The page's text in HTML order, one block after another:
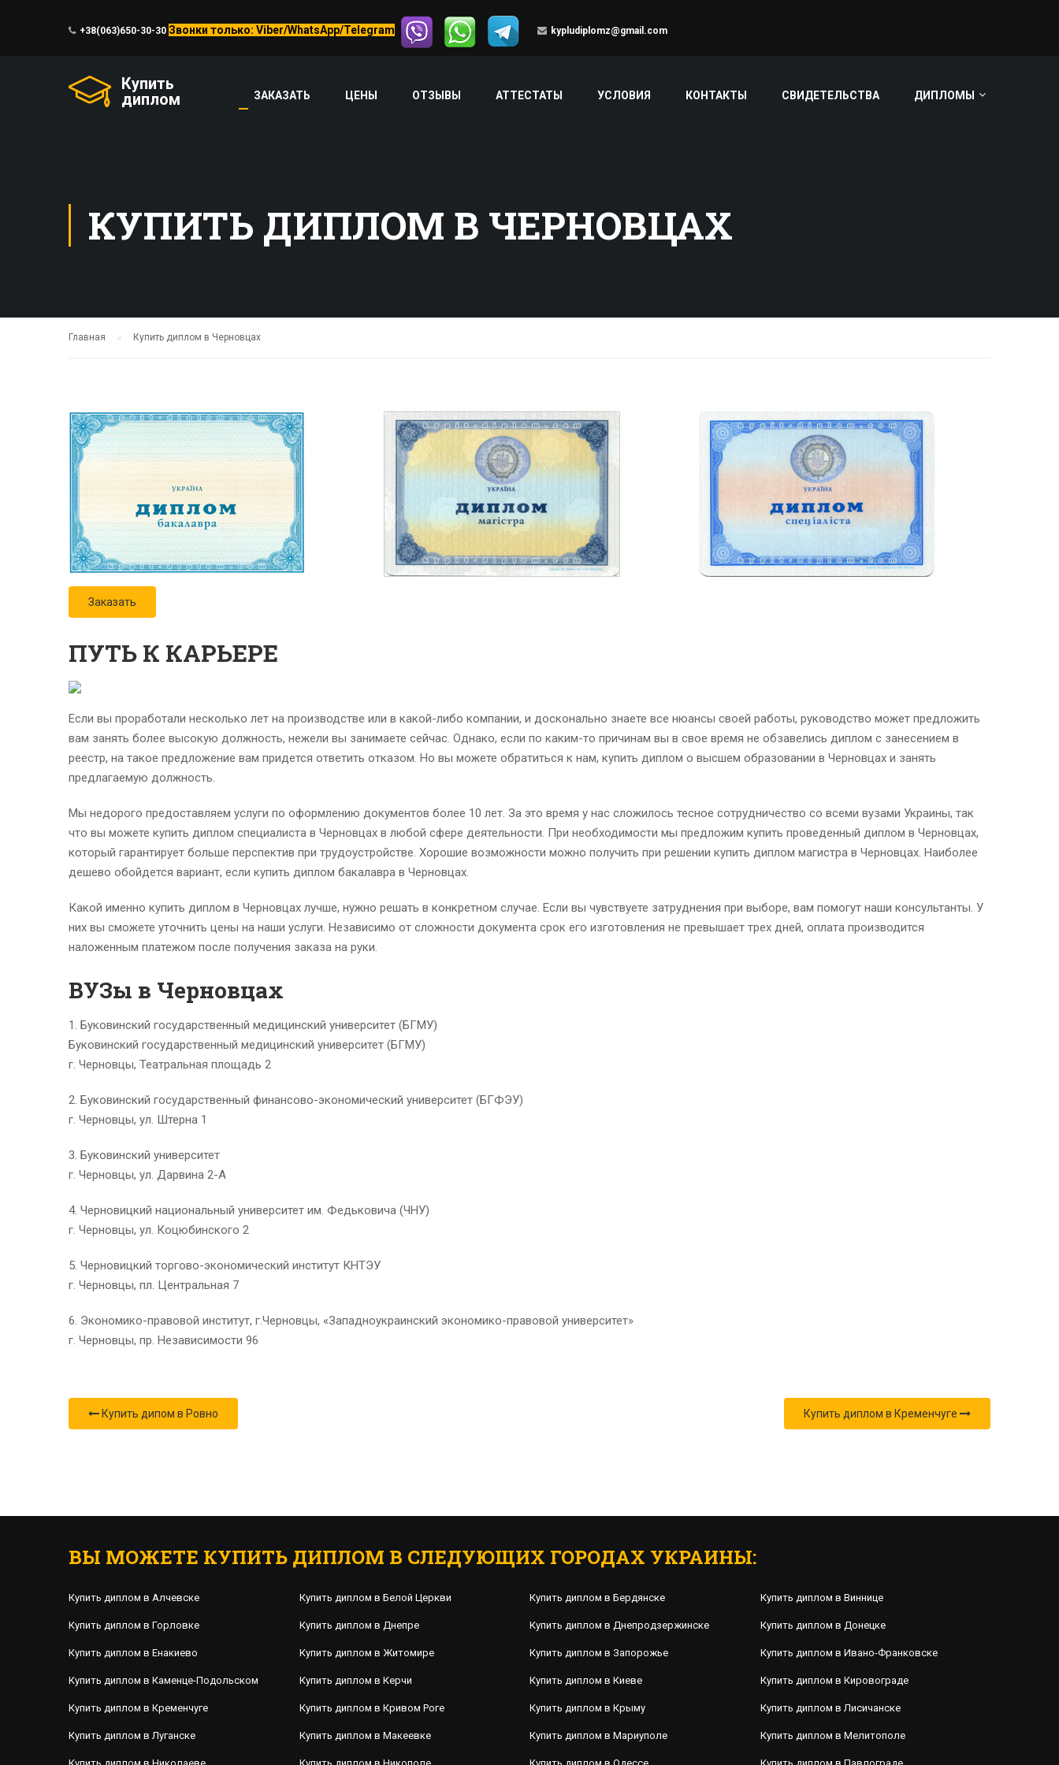
+38(063)650-30-30 Звонки только: Viber/WhatsApp/Telegram kypludiplomz@gmail.com
Купить
диплом
ЗАКАЗАТЬ ЦЕНЫ ОТЗЫВЫ АТТЕСТАТЫ УСЛОВИЯ КОНТАКТЫ СВИДЕТЕЛЬСТВА ДИПЛОМЫ
КУПИТЬ ДИПЛОМ В ЧЕРНОВЦАХ
Главная Купить диплом в Черновцах
Заказать
ПУТЬ К КАРЬЕРЕ
Если вы проработали несколько лет на производстве или в какой-либо компании, и досконально знаете все нюансы своей работы, руководство может предложить
вам занять более высокую должность, нежели вы занимаете сейчас. Однако, если по каким-то причинам вы в свое время не обзавелись диплом с занесением в
реестр, на такое предложение вам придется ответить отказом. Но вы можете обратиться к нам, купить диплом о высшем образовании в Черновцах и занять
предлагаемую должность.
Мы недорого предоставляем услуги по оформлению документов более 10 лет. За это время у нас сложилось тесное сотрудничество со всеми вузами Украины, так
что вы можете купить диплом специалиста в Черновцах в любой сфере деятельности. При необходимости мы предложим купить проведенный диплом в Черновцах,
который гарантирует больше перспектив при трудоустройстве. Хорошие возможности можно получить при решении купить диплом магистра в Черновцах. Наиболее
дешево обойдется вариант, если купить диплом бакалавра в Черновцах.
Какой именно купить диплом в Черновцах лучше, нужно решать в конкретном случае. Если вы чувствуете затруднения при выборе, вам помогут наши консультанты. У
них вы сможете уточнить цены на наши услуги. Независимо от сложности документа срок его изготовления не превышает трех дней, оплата производится
наложенным платежом после получения заказа на руки.
ВУЗы в Черновцах
1. Буковинский государственный медицинский университет (БГМУ)
Буковинский государственный медицинский университет (БГМУ)
г. Черновцы, Театральная площадь 2
2. Буковинский государственный финансово-экономический университет (БГФЭУ)
г. Черновцы, ул. Штерна 1
3. Буковинский университет
г. Черновцы, ул. Дарвина 2-А
4. Черновицкий национальный университет им. Федьковича (ЧНУ)
г. Черновцы, ул. Коцюбинского 2
5. Черновицкий торгово-экономический институт КНТЭУ
г. Черновцы, пл. Центральная 7
6. Экономико-правовой институт, г.Черновцы, «Западноукраинский экономико-правовой университет»
г. Черновцы, пр. Независимости 96
Купить дипом в Ровно Купить диплом в Кременчуге
ВЫ МОЖЕТЕ КУПИТЬ ДИПЛОМ В СЛЕДУЮЩИХ ГОРОДАХ УКРАИНЫ:
Купить диплом в Алчевске Купить диплом в Белой Церкви Купить диплом в Бердянске Купить диплом в Виннице
Купить диплом в Горловке Купить диплом в Днепре Купить диплом в Днепродзержинске Купить диплом в Донецке
Купить диплом в Енакиево Купить диплом в Житомире Купить диплом в Запорожье Купить диплом в Ивано-Франковске
Купить диплом в Каменце-Подольском Купить диплом в Керчи Купить диплом в Киеве Купить диплом в Кировограде
Купить диплом в Кременчуге Купить диплом в Кривом Роге Купить диплом в Крыму Купить диплом в Лисичанске
Купить диплом в Луганске Купить диплом в Макеевке Купить диплом в Мариуполе Купить диплом в Мелитополе